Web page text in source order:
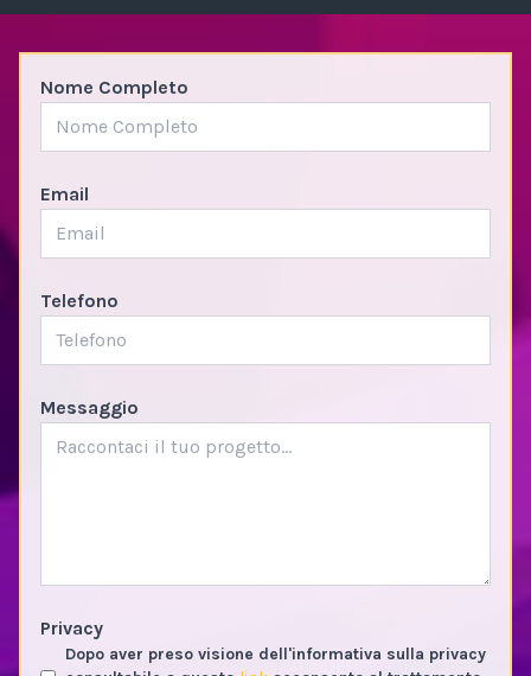
Nome Completo
Email
Telefono
Messaggio
Privacy
Dopo aver preso visione dell'informativa sulla privacy